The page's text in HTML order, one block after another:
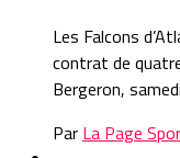
Les Falcons
contrat de
Bergeron,
Par La Page